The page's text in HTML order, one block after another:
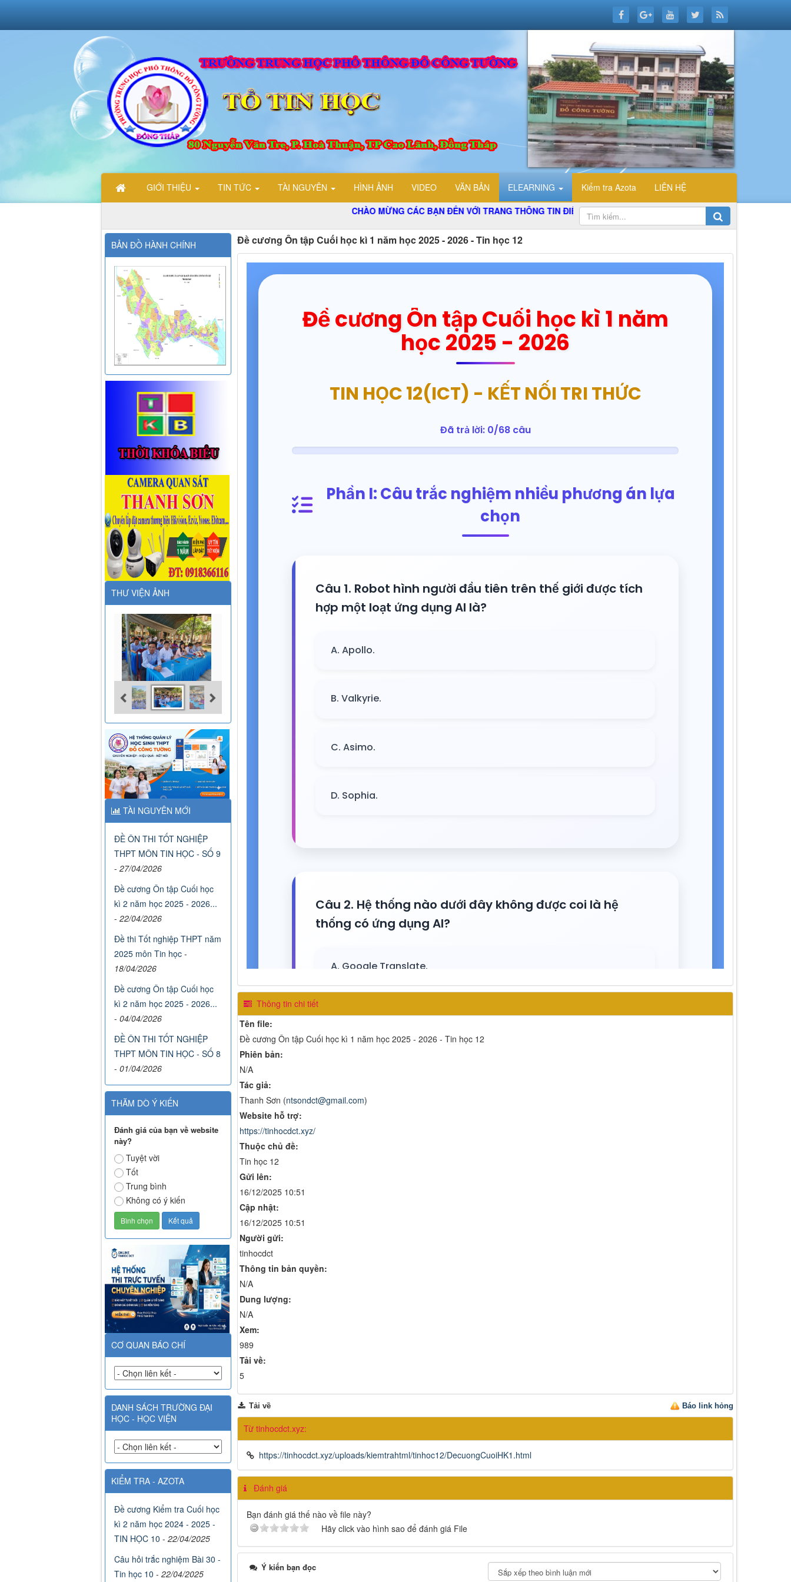
GIỚI THIỆU TIN TỨC TÀI NGUYÊN HÌNH ẢNH VIDEO VĂN BẢN ELEARNING Kiểm tra Azota
LIÊN HỆ
CHÀO MỪNG CÁC BẠN ĐẾN VỚI TRANG THÔNG TIN ĐIỆN TỬ TỔ TIN HỌC TRƯỜNG THPT ĐỖ CÔNG TƯỜNG
Đề cương Ôn tập Cuối học kì 1 năm học 2025 - 2026 - Tin học 12
Thông tin chi tiết
Tên file:
Đề cương Ôn tập Cuối học kì 1 năm học 2025 - 2026 - Tin học 12
Phiên bản:
N/A
Tác giả:
Thanh Sơn (ntsondct@gmail.com)
Website hỗ trợ:
https://tinhocdct.xyz/
Thuộc chủ đề:
Tin học 12
Gửi lên:
16/12/2025 10:51
Cập nhật:
16/12/2025 10:51
Người gửi:
tinhocdct
Thông tin bản quyền:
N/A
Dung lượng:
N/A
Xem:
989
Tải về:
5
Báo link hỏng
Tải về
Từ tinhocdct.xyz:
https://tinhocdct.xyz/uploads/kiemtrahtml/tinhoc12/DecuongCuoiHK1.html
Đánh giá
Bạn đánh giá thế nào về file này?
Hãy click vào hình sao để đánh giá File
Ý kiến bạn đọc
BẢN ĐỒ HÀNH CHÍNH
THƯ VIỆN ẢNH
TÀI NGUYÊN MỚI
ĐỀ ÔN THI TỐT NGHIỆP
THPT MÔN TIN HỌC - SỐ 9
- 27/04/2026
Đề cương Ôn tập Cuối học
kì 2 năm học 2025 - 2026...
- 22/04/2026
Đề thi Tốt nghiệp THPT năm
2025 môn Tin học -
18/04/2026
Đề cương Ôn tập Cuối học
kì 2 năm học 2025 - 2026...
- 04/04/2026
ĐỀ ÔN THI TỐT NGHIỆP
THPT MÔN TIN HỌC - SỐ 8
- 01/04/2026
THĂM DÒ Ý KIẾN
Đánh giá của bạn về website
này?
Tuyệt vời
Tốt
Trung bình
Không có ý kiến
CƠ QUAN BÁO CHÍ
DANH SÁCH TRƯỜNG ĐẠI
HỌC - HỌC VIỆN
KIỂM TRA - AZOTA
Đề cương Kiểm tra Cuối học
kì 2 năm học 2024 - 2025 -
TIN HỌC 10 - 22/04/2025
Câu hỏi trắc nghiệm Bài 30 -
Tin học 10 - 22/04/2025